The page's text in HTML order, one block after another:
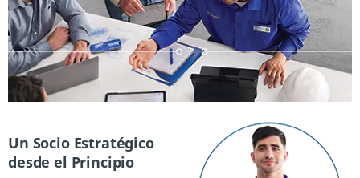
Un Socio Estratégico
desde el Principio